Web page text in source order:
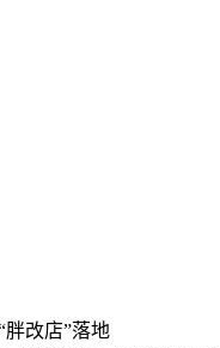
胖改店”落地